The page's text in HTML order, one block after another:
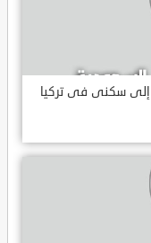
إلى سكنى فى تركيا